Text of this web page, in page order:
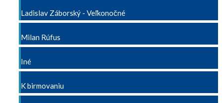
Ladislav Záborský - Veľkonočné
Milan Rúfus
Iné
K birmovaniu